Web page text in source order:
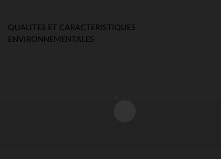
QUALITES ET CARACTERISTIQUES
ENVIRONNEMENTALES